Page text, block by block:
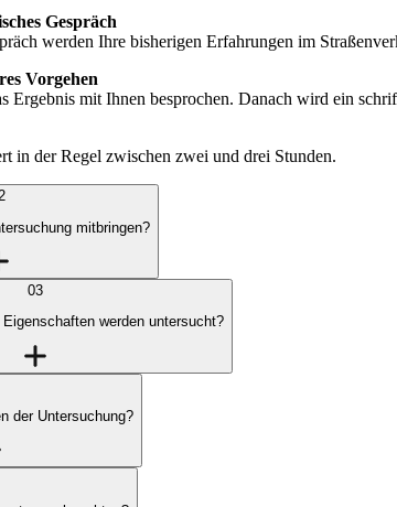
Gespräch
werden Ihre bisherigen Erfahrungen im
Vorgehen
Ergebnis mit Ihnen besprochen. Danach wird ein
in der Regel zwischen zwei und drei Stunden.
mitbringen?
03
werden untersucht?
der Untersuchung?